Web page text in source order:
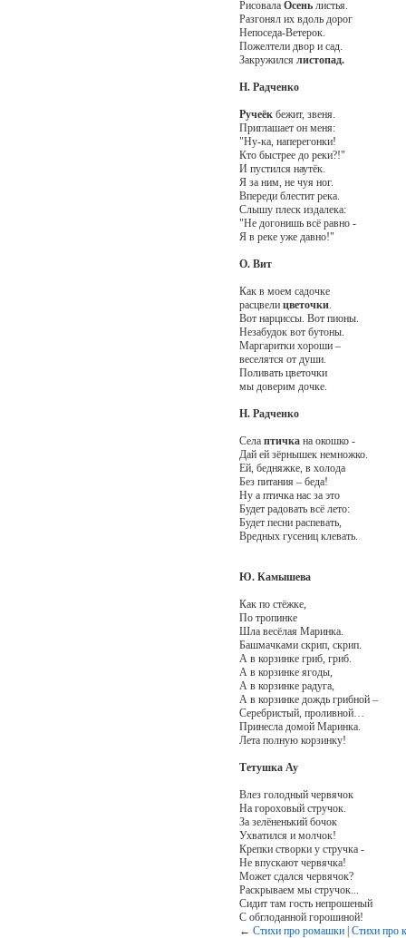
Рисовала Осеньлистья.
Разгонял их вдоль дорог
Непоседа-Ветерок.
Пожелтели двор и сад.
Закружился листопад.
Н. Радченко
Ручеёкбежит, звеня.
Приглашает он меня:
"Ну-ка, наперегонки!
Кто быстрее до реки?!"
И пустился наутёк.
Я за ним, не чуя ног.
Впереди блестит река.
Слышу плеск издалека:
"Не догонишь всё равно -
Я в реке уже давно!"
О. Вит
Как в моем садочке
расцвели цветочки.
Вот нарциссы. Вот пионы.
Незабудок вот бутоны.
Маргаритки хороши –
веселятся от души.
Поливать цветочки
мы доверим дочке.
Н. Радченко
Села птичкана окошко -
Дай ей зёрнышек немножко.
Ей, бедняжке, в холода
Без питания – беда!
Ну а птичка нас за это
Будет радовать всё лето:
Будет песни распевать,
Вредных гусениц клевать.
Ю. Камышева
Как по стёжке,
По тропинке
Шла весёлая Маринка.
Башмачками скрип, скрип.
А в корзинке гриб, гриб.
А в корзинке ягоды,
А в корзинке радуга,
А в корзинке дождь грибной –
Серебристый, проливной…
Принесла домой Маринка.
Лета полную корзинку!
Тетушка Ау
Влез голодный червячок
На гороховый стручок.
За зелёненький бочок
Ухватился и молчок!
Крепки створки у стручка -
Не впускают червячка!
Может сдался червячок?
Раскрываем мы стручок...
Сидит там гость непрошеный
С обглоданной горошиной!
← Стихи про ромашки| Стихи про